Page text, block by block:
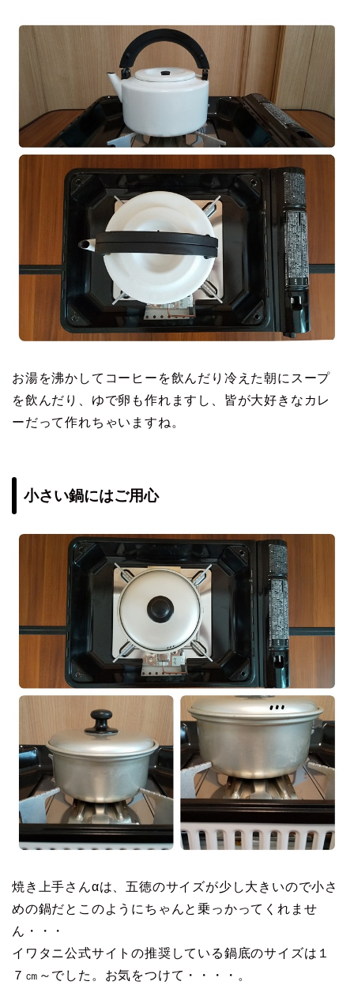
お湯を沸かしてコーヒーを飲んだり冷えた朝にスープ
を飲んだり、ゆで卵も作れますし、皆が大好きなカレ
ーだって作れちゃいますね。
小さい鍋にはご用心
焼き上手さんαは、五徳のサイズが少し大きいので小さ
めの鍋だとこのようにちゃんと乗っかってくれませ
ん・・・
イワタニ公式サイトの推奨している鍋底のサイズは１
７㎝～でした。お気をつけて・・・・。